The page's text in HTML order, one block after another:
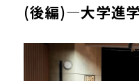
(後編)―大学進